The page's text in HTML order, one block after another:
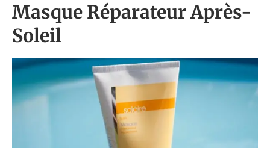
Masque Réparateur Après-
Soleil